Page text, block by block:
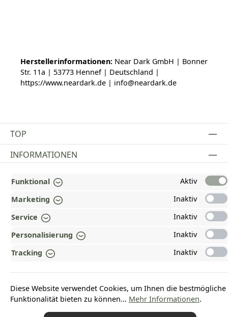
Herstellerinformationen: Near Dark GmbH | Bonner
Str. 11a | 53773 Hennef | Deutschland |
https://www.neardark.de | info@neardark.de
TOP
Vertrag widerrufen
INFORMATIONEN
GESETZLICHE INFORMATIONEN
ZAHLUNGS- UND VERSANDARTEN
AUSGEZEICHNET UND ZERTIFIZIERT!
WARUM HEAD-SHOP.DE?
UNSERE COMMUNITIES
Funktional
Aktiv
Marketing
Inaktiv
Service
Inaktiv
Personalisierung
Inaktiv
Tracking
Inaktiv
Diese Website verwendet Cookies, um Ihnen die bestmögliche
Funktionalität bieten zu können... Mehr Informationen.